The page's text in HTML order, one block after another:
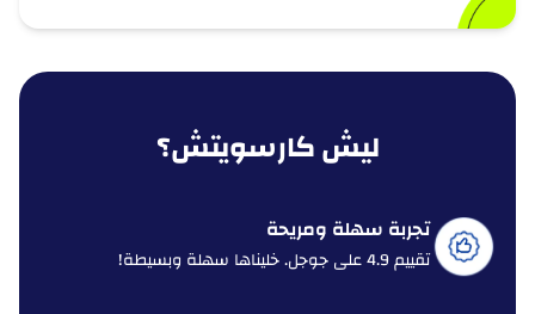
ليش كارسويتش؟
تجربة سهلة ومريحة
تقييم 4.9 على جوجل. خليناها سهلة وبسيطة!